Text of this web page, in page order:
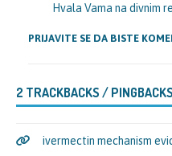
Hvala Vama na divnim
PRIJAVITE SE DA BISTE
2 TRACKBACKS / PINGBACKS
ivermectin mechanism